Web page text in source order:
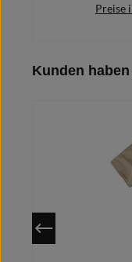
Preise
Produktgalerie
Kunden